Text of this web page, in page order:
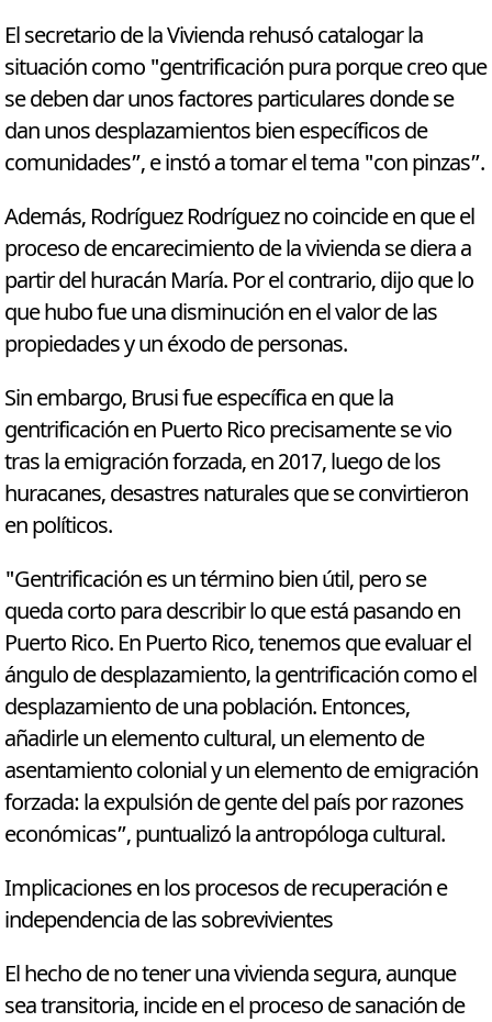
El secretario de la Vivienda rehusó catalogar la
situación como "gentrificación pura porque creo que
se deben dar unos factores particulares donde se
dan unos desplazamientos bien específicos de
comunidades”, e instó a tomar el tema "con pinzas”.
Además, Rodríguez Rodríguez no coincide en que el
proceso de encarecimiento de la vivienda se diera a
partir del huracán María. Por el contrario, dijo que lo
que hubo fue una disminución en el valor de las
propiedades y un éxodo de personas.
Sin embargo, Brusi fue específica en que la
gentrificación en Puerto Rico precisamente se vio
tras la emigración forzada, en 2017, luego de los
huracanes, desastres naturales que se convirtieron
en políticos.
"Gentrificación es un término bien útil, pero se
queda corto para describir lo que está pasando en
Puerto Rico. En Puerto Rico, tenemos que evaluar el
ángulo de desplazamiento, la gentrificación como el
desplazamiento de una población. Entonces,
añadirle un elemento cultural, un elemento de
asentamiento colonial y un elemento de emigración
forzada: la expulsión de gente del país por razones
económicas”, puntualizó la antropóloga cultural.
Implicaciones en los procesos de recuperación e
independencia de las sobrevivientes
El hecho de no tener una vivienda segura, aunque
sea transitoria, incide en el proceso de sanación de